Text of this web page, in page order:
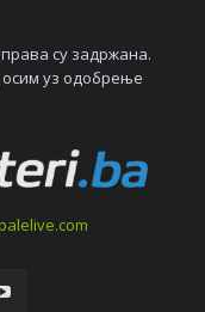
су задржана.
уз одобрeњe